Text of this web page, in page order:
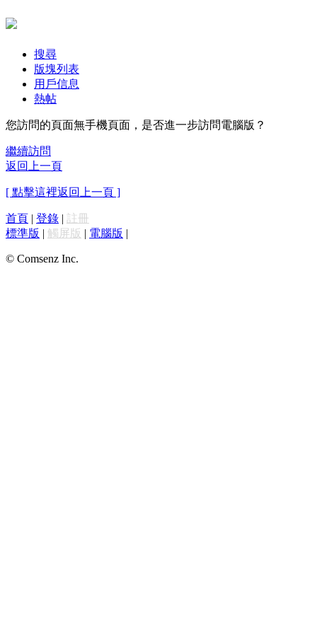
搜尋
版塊列表
用戶信息
熱帖
您訪問的頁面無手機頁面，是否進一步訪問電腦版？
繼續訪問
返回上一頁
[ 點擊這裡返回上一頁 ]
首頁 | 登錄 | 註冊
標準版 | 觸屏版 | 電腦版 |
© Comsenz Inc.